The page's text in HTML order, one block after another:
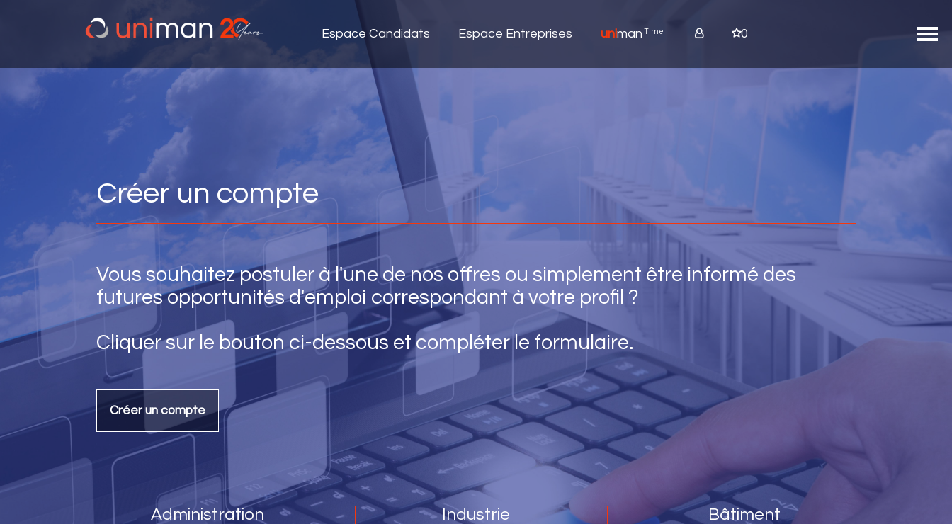
Espace Candidats Espace Entreprises uniman Time 0
Administration Industrie Bâtiment
Créer un compte
Vous souhaitez postuler à l'une de nos offres ou simplement être informé des
futures opportunités d'emploi correspondant à votre profil ?
Cliquer sur le bouton ci-dessous et compléter le formulaire.
Créer un compte